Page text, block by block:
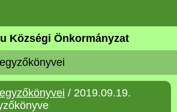
Községi Önkormányzat
/ 2019.09.19.